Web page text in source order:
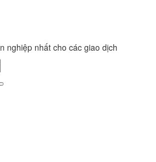
nghiệp nhất cho các giao dịch